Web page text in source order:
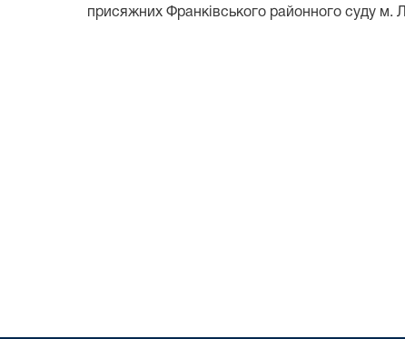
присяжних Франківського районного суду м.